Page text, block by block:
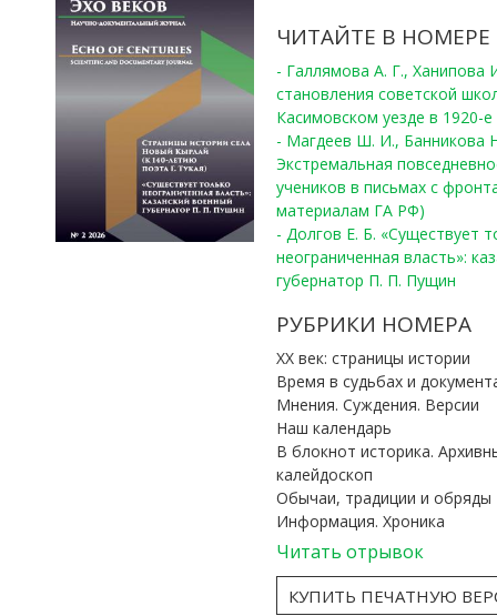
ЧИТАЙТЕ В НОМЕРЕ
- Галлямова А. Г.,
становления советской
Касимовском уезде в 1920-е
- Магдеев Ш. И., Банникова
Экстремальная
учеников в письмах с
материалам ГА РФ)
- Долгов Е. Б. «Существует
неограниченная власть»:
губернатор П. П. Пущин
РУБРИКИ НОМЕРА
ХХ век: страницы истории
Время в судьбах и
Мнения. Суждения. Версии
Наш календарь
В блокнот историка.
калейдоскоп
Обычаи, традиции и обряды
Информация. Хроника
Читать отрывок
КУПИТЬ ПЕЧАТНУЮ